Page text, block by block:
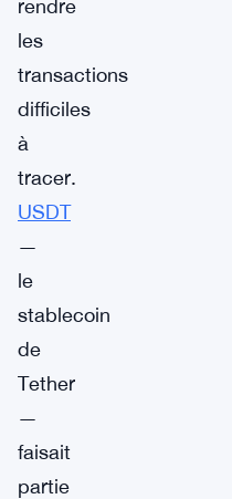
rendre
les
transactions
difficiles
à
tracer.
USDT
—
le
stablecoin
de
Tether
—
faisait
partie